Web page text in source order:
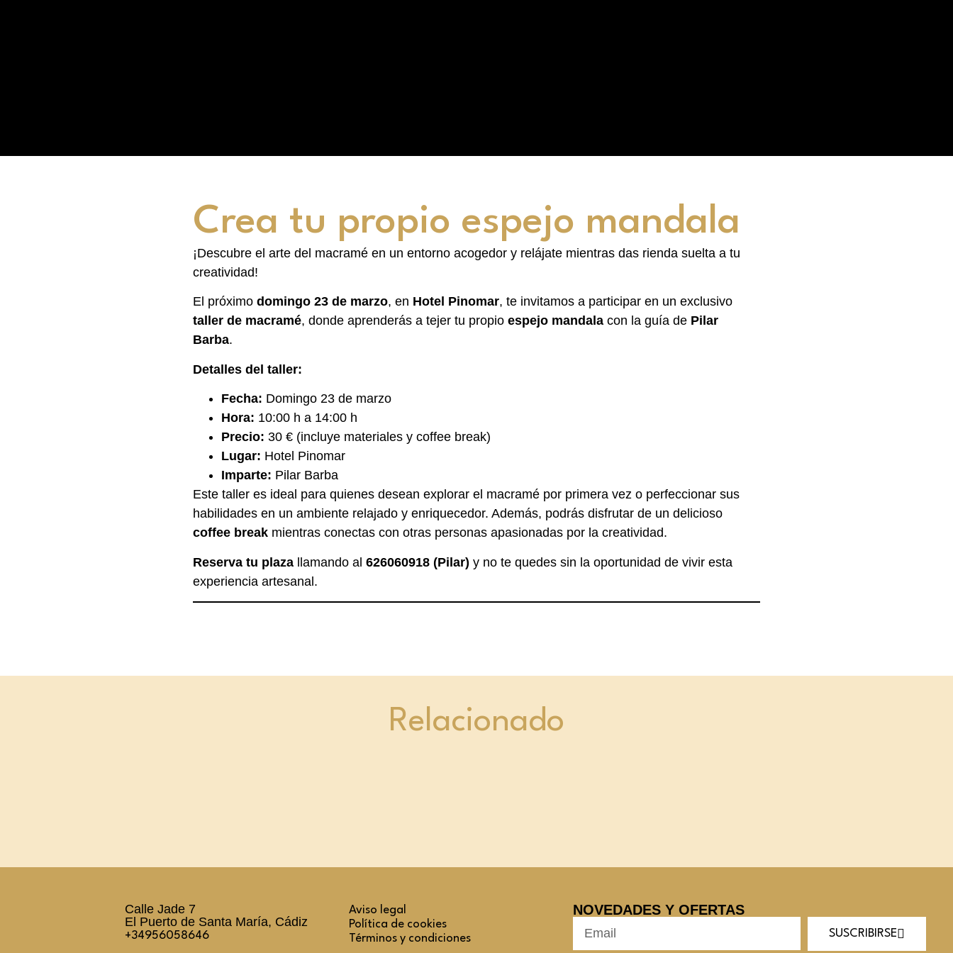
Crea tu propio espejo mandala
¡Descubre el arte del macramé en un entorno acogedor y relájate mientras das rienda suelta a tu
creatividad!
El próximo domingo 23 de marzo, en Hotel Pinomar, te invitamos a participar en un exclusivo
taller de macramé, donde aprenderás a tejer tu propio espejo mandala con la guía de Pilar
Barba.
Detalles del taller:
Fecha: Domingo 23 de marzo
Hora: 10:00 h a 14:00 h
Precio: 30 € (incluye materiales y coffee break)
Lugar: Hotel Pinomar
Imparte: Pilar Barba
Este taller es ideal para quienes desean explorar el macramé por primera vez o perfeccionar sus
habilidades en un ambiente relajado y enriquecedor. Además, podrás disfrutar de un delicioso
coffee break mientras conectas con otras personas apasionadas por la creatividad.
Reserva tu plaza llamando al 626060918 (Pilar) y no te quedes sin la oportunidad de vivir esta
experiencia artesanal.
Relacionado
Calle Jade 7
El Puerto de Santa María, Cádiz
+34956058646
Aviso legal
Política de cookies
Términos y condiciones
NOVEDADES Y OFERTAS
SUSCRIBIRSE